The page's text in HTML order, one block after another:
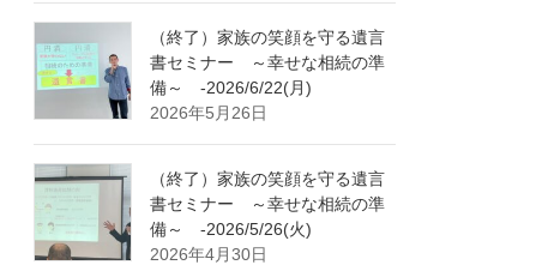
（終了）家族の笑顔を守る遺言
書セミナー ～幸せな相続の準
備～ -2026/6/22(月)
2026年5月26日
（終了）家族の笑顔を守る遺言
書セミナー ～幸せな相続の準
備～ -2026/5/26(火)
2026年4月30日